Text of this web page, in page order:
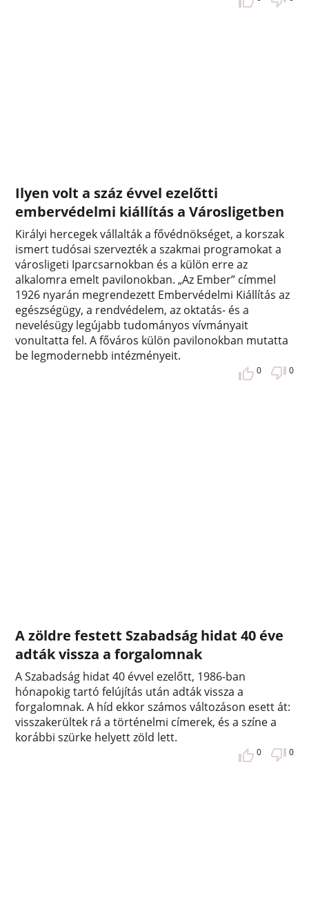
Ilyen volt a száz évvel ezelőtti
embervédelmi kiállítás a Városligetben
Királyi hercegek vállalták a fővédnökséget, a korszak
ismert tudósai szervezték a szakmai programokat a
városligeti Iparcsarnokban és a külön erre az
alkalomra emelt pavilonokban. „Az Ember” címmel
1926 nyarán megrendezett Embervédelmi Kiállítás az
egészségügy, a rendvédelem, az oktatás- és a
nevelésügy legújabb tudományos vívmányait
vonultatta fel. A főváros külön pavilonokban mutatta
be legmodernebb intézményeit.
0 0
A zöldre festett Szabadság hidat 40 éve
adták vissza a forgalomnak
A Szabadság hidat 40 évvel ezelőtt, 1986-ban
hónapokig tartó felújítás után adták vissza a
forgalomnak. A híd ekkor számos változáson esett át:
visszakerültek rá a történelmi címerek, és a színe a
korábbi szürke helyett zöld lett.
0 0